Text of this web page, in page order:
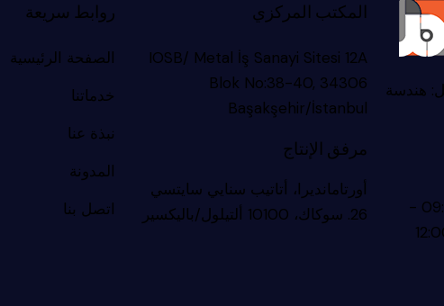
هندسة
من الإثنين - الجمعة: 09:00 -
المكتب المركزي
IOSB/ Metal İş Sanayi Sitesi 12A
Blok No:38-40, 34306
Başakşehir/İstanbul
مرفق الإنتاج
أورتامانديرا، أتاتيب سنايي سايتسي
26. سوكاك، 10100 ألتيلول/باليكسير
روابط سريعة
الصفحة الرئيسية
خدماتنا
نبذة عنا
المدونة
اتصل بنا